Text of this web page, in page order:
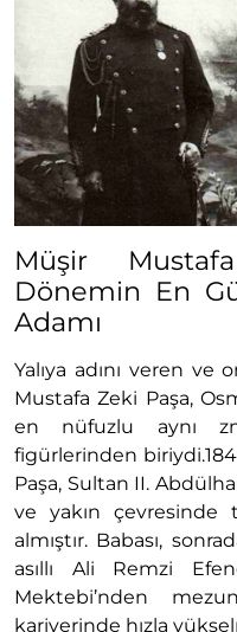
Müşir
Dönemin En
Adamı
Yalıya adını veren
Mustafa Zeki Paşa,
en nüfuzlu aynı
figürlerinden
Paşa, Sultan II.
ve yakın çevresinde
almıştır. Babası,
asıllı Ali Remzi
Mektebi’nden
kariyerinde hızla